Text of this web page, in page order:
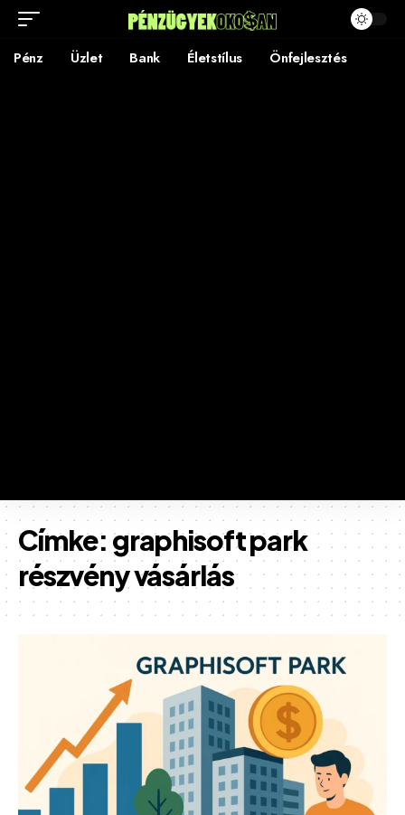
Pénz Üzlet Bank Életstílus Önfejlesztés
Címke: graphisoft park
részvény vásárlás